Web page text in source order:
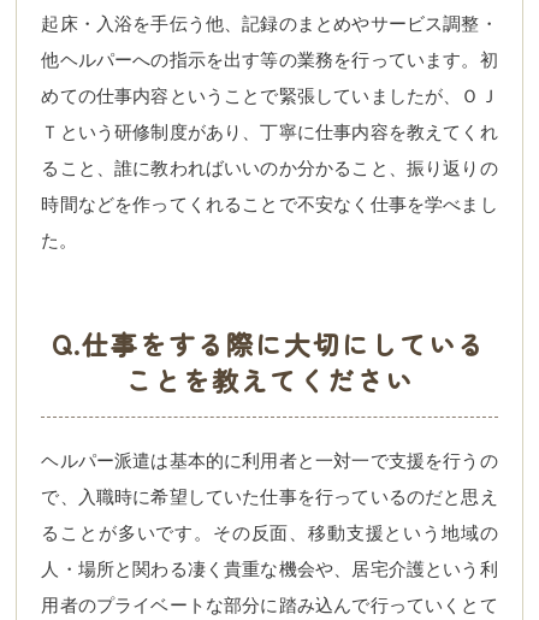
起床・入浴を手伝う他、記録のまとめやサービス調整・
他ヘルパーへの指示を出す等の業務を行っています。初
めての仕事内容ということで緊張していましたが、ＯＪ
Ｔという研修制度があり、丁寧に仕事内容を教えてくれ
ること、誰に教わればいいのか分かること、振り返りの
時間などを作ってくれることで不安なく仕事を学べまし
た。
Q.仕事をする際に大切にしている
ことを教えてください
ヘルパー派遣は基本的に利用者と一対一で支援を行うの
で、入職時に希望していた仕事を行っているのだと思え
ることが多いです。その反面、移動支援という地域の
人・場所と関わる凄く貴重な機会や、居宅介護という利
用者のプライベートな部分に踏み込んで行っていくとて